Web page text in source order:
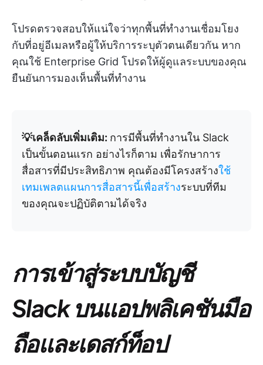
โปรดตรวจสอบให้แน่ใจว่าทุกพื้นที่ทำงานเชื่อมโยง
กับที่อยู่อีเมลหรือผู้ให้บริการระบุตัวตนเดียวกัน หาก
คุณใช้ Enterprise Grid โปรดให้ผู้ดูแลระบบของคุณ
ยืนยันการมองเห็นพื้นที่ทำงาน
💡เคล็ดลับเพิ่มเติม: การมีพื้นที่ทำงานใน Slack
เป็นขั้นตอนแรก อย่างไรก็ตาม เพื่อรักษาการ
สื่อสารที่มีประสิทธิภาพ คุณต้องมีโครงสร้างใช้
เทมเพลตแผนการสื่อสารนี้เพื่อสร้างระบบที่ทีม
ของคุณจะปฏิบัติตามได้จริง
การเข้าสู่ระบบบัญชี
Slack บนแอปพลิเคชันมือ
ถือและเดสก์ท็อป